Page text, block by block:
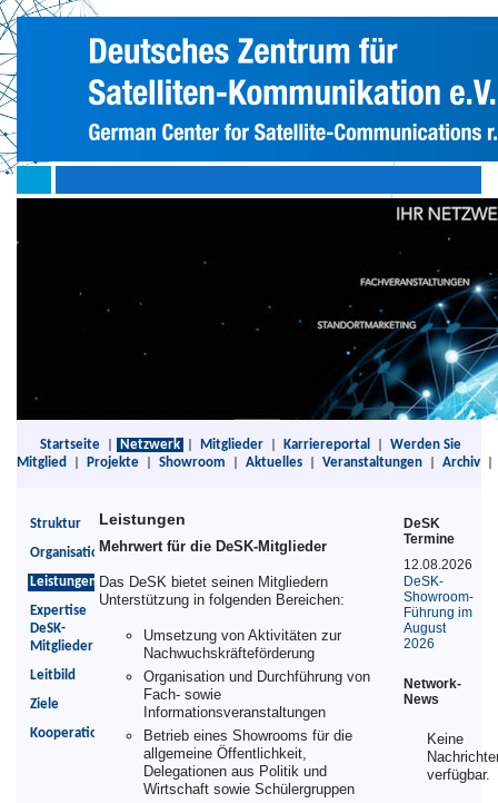
Startseite Netzwerk Mitglieder Karriereportal
Werden Sie
Mitglied
Projekte Showroom Aktuelles Veranstaltungen Archiv
Struktur
Organisation
Leistungen
Expertise
DeSK-
Mitglieder
Leitbild
Ziele
Kooperationspartner
Leistungen
Mehrwert für die DeSK-Mitglieder
Das DeSK bietet seinen Mitgliedern
Unterstützung in folgenden Bereichen:
Umsetzung von Aktivitäten zur
Nachwuchskräfteförderung
Organisation und Durchführung von
Fach- sowie
Informationsveranstaltungen
Betrieb eines Showrooms für die
allgemeine Öffentlichkeit,
Delegationen aus Politik und
Wirtschaft sowie Schülergruppen
DeSK
Termine
12.08.2026
DeSK-
Showroom-
Führung im
August
2026
Network-
News
Keine
verfügbar.